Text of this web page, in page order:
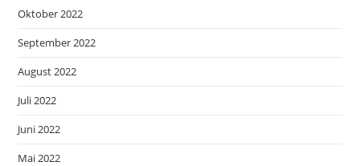
Oktober 2022
September 2022
August 2022
Juli 2022
Juni 2022
Mai 2022